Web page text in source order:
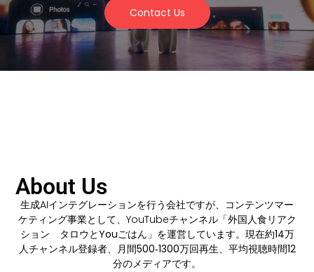
Contact Us
About Us
生成AIインテグレーションを行う会社ですが、コンテンツマー
ケティング事業として、YouTubeチャンネル「外国人食リアク
ション タロウとYouごはん」を運営しています。 現在約14万
人チャンネル登録者、月間500‐1300万回再生、平均視聴時間12
分のメディアです。